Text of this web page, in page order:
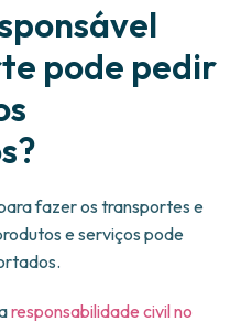
pode pedir
fazer os transportes e
e serviços pode
responsabilidade civil no